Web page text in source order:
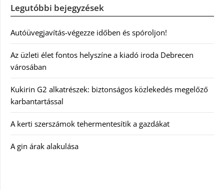
Legutóbbi bejegyzések
Autóüvegjavítás-végezze időben és spóroljon!
Az üzleti élet fontos helyszíne a kiadó iroda Debrecen
városában
Kukirin G2 alkatrészek: biztonságos közlekedés megelőző
karbantartással
A kerti szerszámok tehermentesítik a gazdákat
A gin árak alakulása